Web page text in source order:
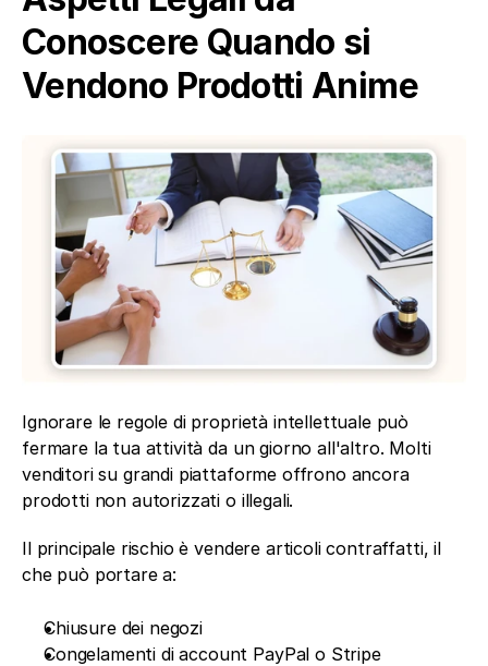
Conoscere Quando si
Vendono Prodotti Anime
Ignorare le regole di proprietà intellettuale può
fermare la tua attività da un giorno all'altro. Molti
venditori su grandi piattaforme offrono ancora
prodotti non autorizzati o illegali.
Il principale rischio è vendere articoli contraffatti, il
che può portare a:
Chiusure dei negozi
Congelamenti di account PayPal o Stripe